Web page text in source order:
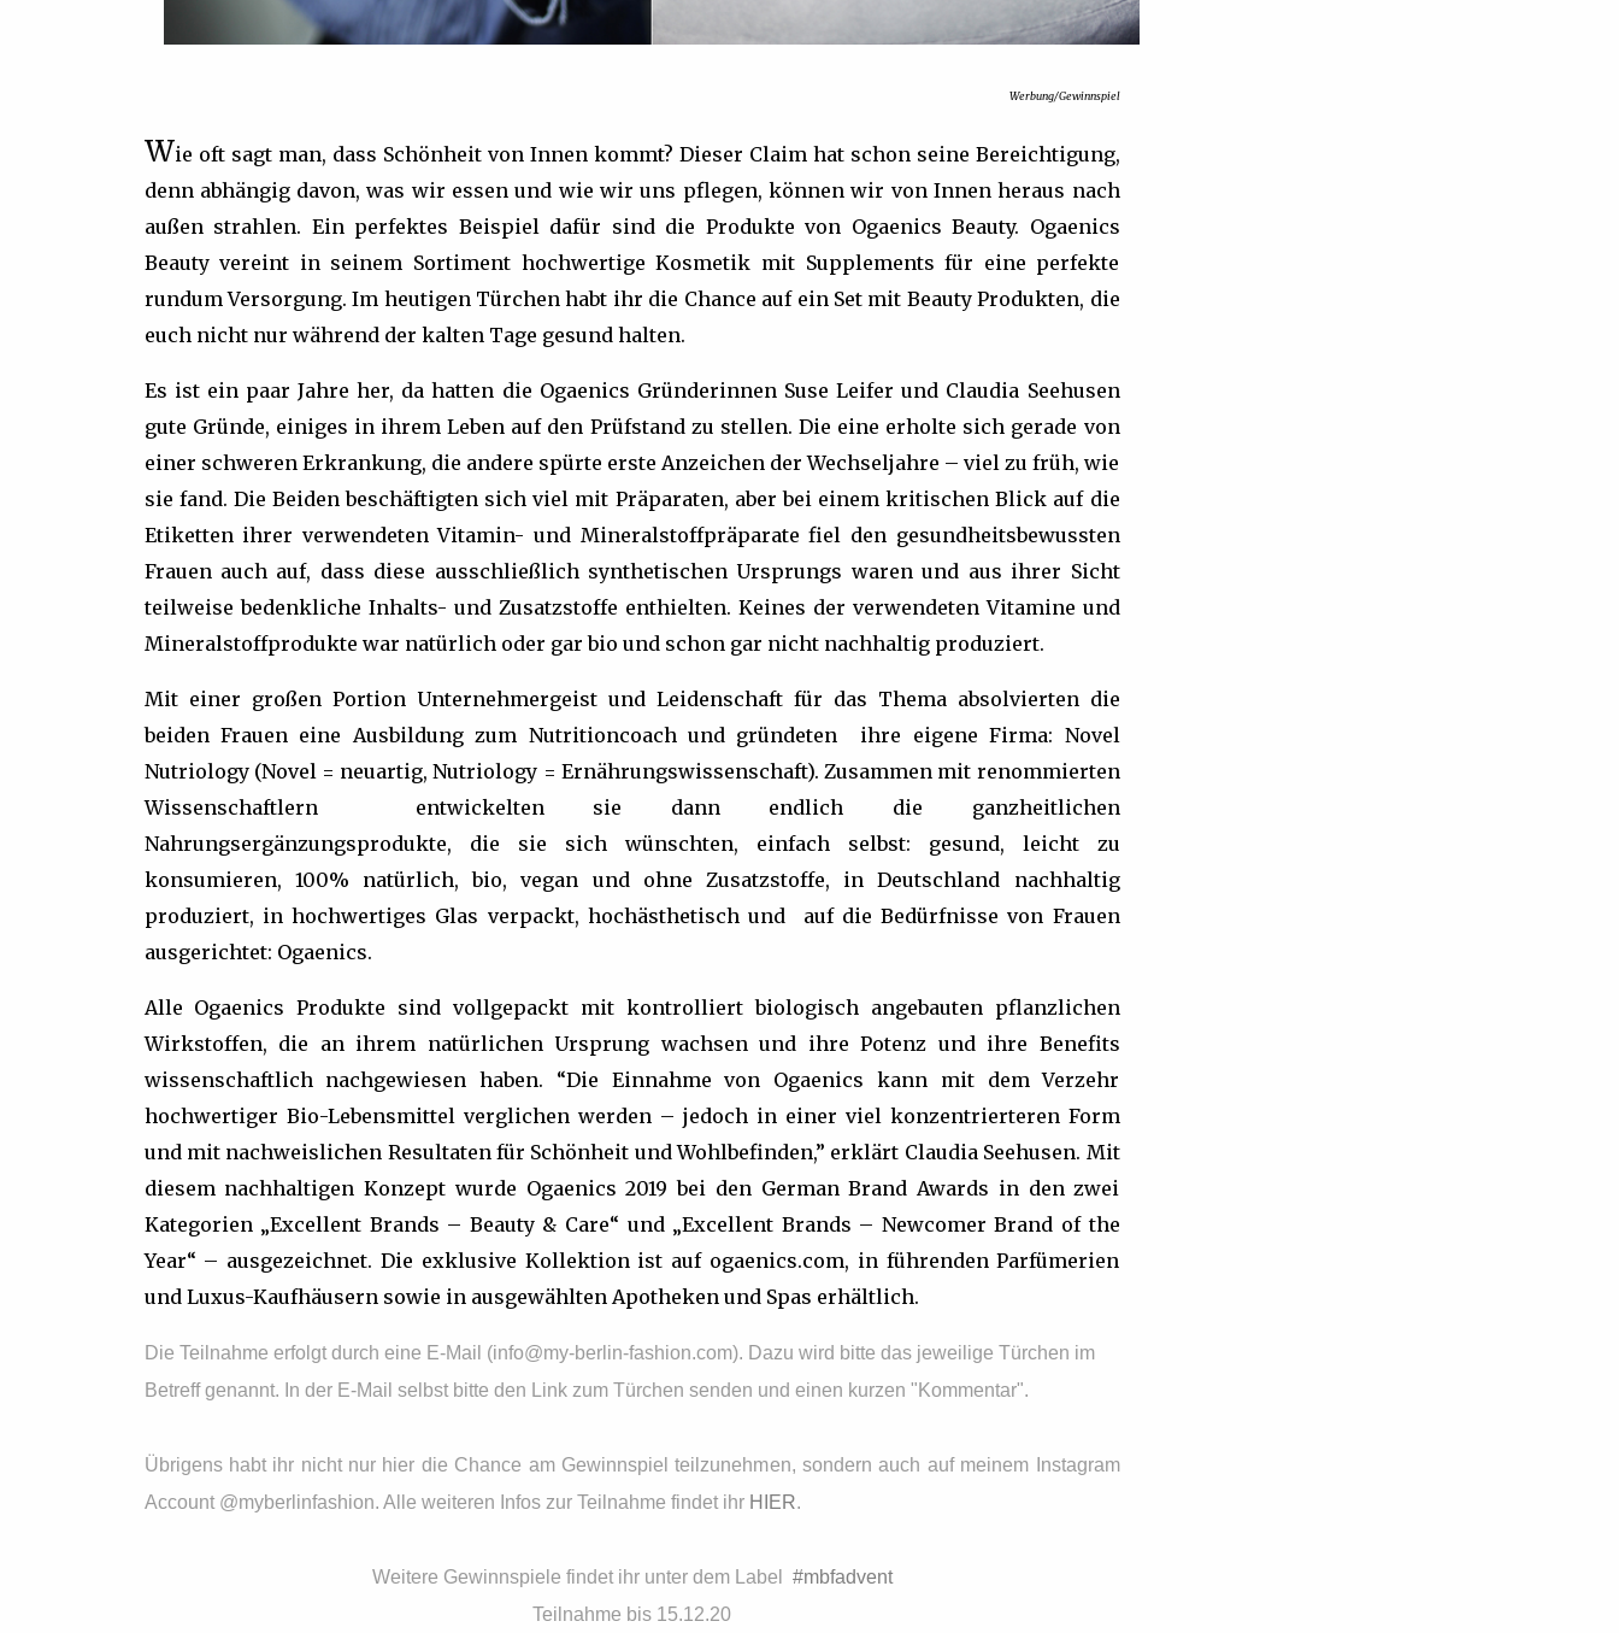
Werbung/Gewinnspiel
Wie oft sagt man, dass Schönheit von Innen kommt? Dieser Claim hat schon seine Bereichtigung,
denn abhängig davon, was wir essen und wie wir uns pflegen, können wir von Innen heraus nach
außen strahlen. Ein perfektes Beispiel dafür sind die Produkte von Ogaenics Beauty. Ogaenics
Beauty vereint in seinem Sortiment hochwertige Kosmetik mit Supplements für eine perfekte
rundum Versorgung. Im heutigen Türchen habt ihr die Chance auf ein Set mit Beauty Produkten, die
euch nicht nur während der kalten Tage gesund halten.
Es ist ein paar Jahre her, da hatten die Ogaenics Gründerinnen Suse Leifer und Claudia Seehusen
gute Gründe, einiges in ihrem Leben auf den Prüfstand zu stellen. Die eine erholte sich gerade von
einer schweren Erkrankung, die andere spürte erste Anzeichen der Wechseljahre – viel zu früh, wie
sie fand. Die Beiden beschäftigten sich viel mit Präparaten, aber bei einem kritischen Blick auf die
Etiketten ihrer verwendeten Vitamin- und Mineralstoffpräparate fiel den gesundheitsbewussten
Frauen auch auf, dass diese ausschließlich synthetischen Ursprungs waren und aus ihrer Sicht
teilweise bedenkliche Inhalts- und Zusatzstoffe enthielten. Keines der verwendeten Vitamine und
Mineralstoffprodukte war natürlich oder gar bio und schon gar nicht nachhaltig produziert.
Mit einer großen Portion Unternehmergeist und Leidenschaft für das Thema absolvierten die
beiden Frauen eine Ausbildung zum Nutritioncoach und gründeten ihre eigene Firma: Novel
Nutriology (Novel = neuartig, Nutriology = Ernährungswissenschaft). Zusammen mit renommierten
Wissenschaftlern entwickelten sie dann endlich die ganzheitlichen
Nahrungsergänzungsprodukte, die sie sich wünschten, einfach selbst: gesund, leicht zu
konsumieren, 100% natürlich, bio, vegan und ohne Zusatzstoffe, in Deutschland nachhaltig
produziert, in hochwertiges Glas verpackt, hochästhetisch und auf die Bedürfnisse von Frauen
ausgerichtet: Ogaenics.
Alle Ogaenics Produkte sind vollgepackt mit kontrolliert biologisch angebauten pflanzlichen
Wirkstoffen, die an ihrem natürlichen Ursprung wachsen und ihre Potenz und ihre Benefits
wissenschaftlich nachgewiesen haben. “Die Einnahme von Ogaenics kann mit dem Verzehr
hochwertiger Bio-Lebensmittel verglichen werden – jedoch in einer viel konzentrierteren Form
und mit nachweislichen Resultaten für Schönheit und Wohlbefinden,” erklärt Claudia Seehusen. Mit
diesem nachhaltigen Konzept wurde Ogaenics 2019 bei den German Brand Awards in den zwei
Kategorien „Excellent Brands – Beauty & Care“ und „Excellent Brands – Newcomer Brand of the
Year“ – ausgezeichnet. Die exklusive Kollektion ist auf ogaenics.com, in führenden Parfümerien
und Luxus-Kaufhäusern sowie in ausgewählten Apotheken und Spas erhältlich.
Die Teilnahme erfolgt durch eine E-Mail (info@my-berlin-fashion.com). Dazu wird bitte das jeweilige Türchen im
Betreff genannt. In der E-Mail selbst bitte den Link zum Türchen senden und einen kurzen "Kommentar".
Übrigens habt ihr nicht nur hier die Chance am Gewinnspiel teilzunehmen, sondern auch auf meinem Instagram
Account @myberlinfashion. Alle weiteren Infos zur Teilnahme findet ihr HIER.
Weitere Gewinnspiele findet ihr unter dem Label
#mbfadvent
Teilnahme bis 15.12.20